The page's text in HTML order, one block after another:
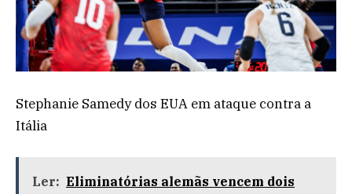
Stephanie Samedy dos EUA em ataque contra a
Itália
Ler: Eliminatórias alemãs vencem dois